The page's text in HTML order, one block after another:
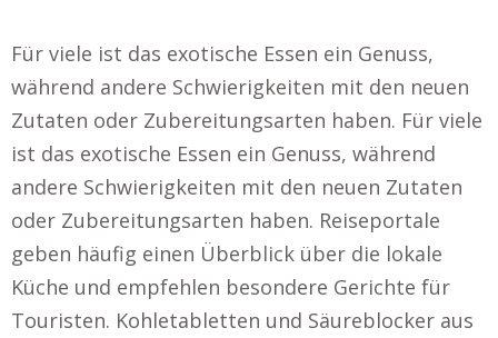
Für viele ist das exotische Essen ein Genuss,
während andere Schwierigkeiten mit den neuen
Zutaten oder Zubereitungsarten haben. Für viele
ist das exotische Essen ein Genuss, während
andere Schwierigkeiten mit den neuen Zutaten
oder Zubereitungsarten haben. Reiseportale
geben häufig einen Überblick über die lokale
Küche und empfehlen besondere Gerichte für
Touristen. Kohletabletten und Säureblocker aus